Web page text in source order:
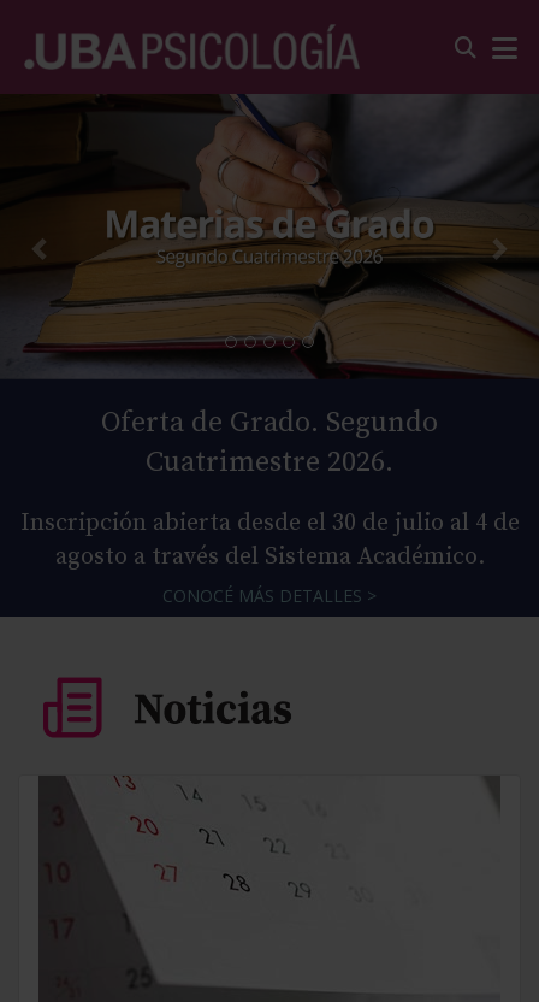
Oferta de Grado. Segundo
Cuatrimestre 2026.
Inscripción abierta desde el 30 de julio al 4 de
agosto a través del Sistema Académico.
CONOCÉ MÁS DETALLES >